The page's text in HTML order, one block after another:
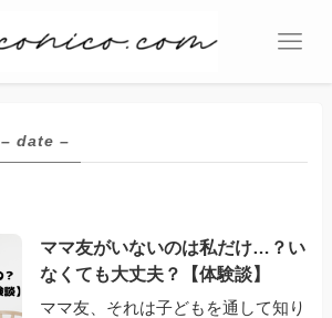
– date –
ママ友がいないのは私だけ…？い
なくても大丈夫？【体験談】
ママ友、それは子どもを通して知り